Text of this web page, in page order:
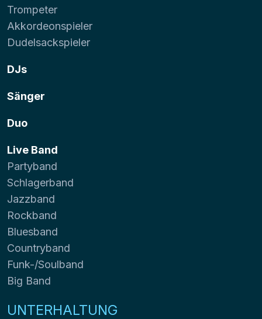
Trompeter
Akkordeonspieler
Dudelsackspieler
DJs
Sänger
Duo
Live Band
Partyband
Schlagerband
Jazzband
Rockband
Bluesband
Countryband
Funk-/Soulband
Big Band
UNTERHALTUNG